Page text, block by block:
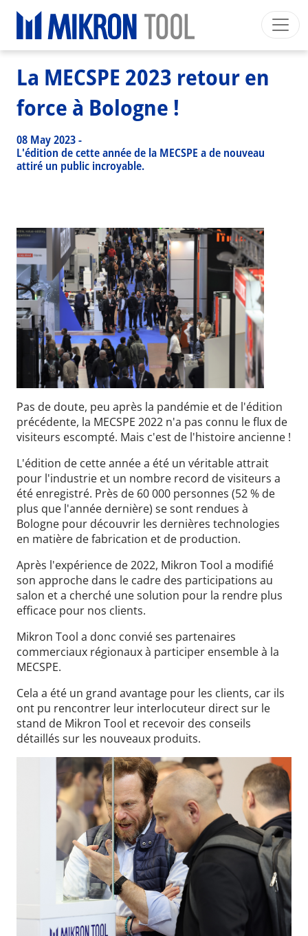
Français Mon Compte Download
Main navigation
SECTEURS INDUSTRIELS
PRODUITS
SERVICES
Breadcrumb
HOME > NEWS EVENTS > NEWS >
LA MECSPE 2023 RETOUR EN FORCE À BOLOGNE !
La MECSPE 2023 retour en
force à Bologne !
08 May 2023-
L'édition de cette année de la MECSPE a de nouveau
attiré un public incroyable.
Pas de doute, peu après la pandémie et de l'édition
précédente, la MECSPE 2022 n'a pas connu le flux de
visiteurs escompté. Mais c'est de l'histoire ancienne !
L'édition de cette année a été un véritable attrait
pour l'industrie et un nombre record de visiteurs a
été enregistré. Près de 60 000 personnes (52 % de
plus que l'année dernière) se sont rendues à
Bologne pour découvrir les dernières technologies
en matière de fabrication et de production.
Après l'expérience de 2022, Mikron Tool a modifié
son approche dans le cadre des participations au
salon et a cherché une solution pour la rendre plus
efficace pour nos clients.
Mikron Tool a donc convié ses partenaires
commerciaux régionaux à participer ensemble à la
MECSPE.
Cela a été un grand avantage pour les clients, car ils
ont pu rencontrer leur interlocuteur direct sur le
stand de Mikron Tool et recevoir des conseils
détaillés sur les nouveaux produits.